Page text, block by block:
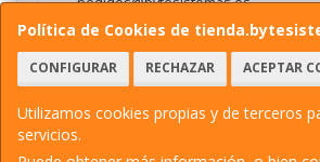
Política de Cookies de
CONFIGURAR RECHAZAR ACEPTAR
Utilizamos cookies propias y de terceros
servicios.
Horario
10.00 - 14.00 / 17.00 - 20.00